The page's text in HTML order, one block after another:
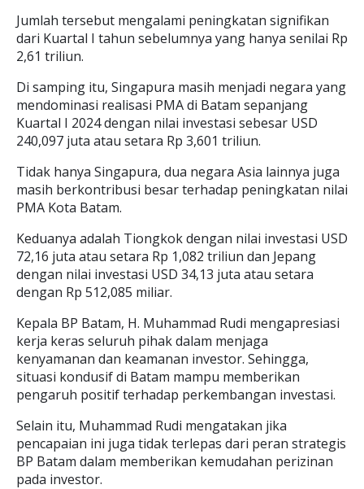
Jumlah tersebut mengalami peningkatan signifikan
dari Kuartal I tahun sebelumnya yang hanya senilai Rp
2,61 triliun.
Di samping itu, Singapura masih menjadi negara yang
mendominasi realisasi PMA di Batam sepanjang
Kuartal I 2024 dengan nilai investasi sebesar USD
240,097 juta atau setara Rp 3,601 triliun.
Tidak hanya Singapura, dua negara Asia lainnya juga
masih berkontribusi besar terhadap peningkatan nilai
PMA Kota Batam.
Keduanya adalah Tiongkok dengan nilai investasi USD
72,16 juta atau setara Rp 1,082 triliun dan Jepang
dengan nilai investasi USD 34,13 juta atau setara
dengan Rp 512,085 miliar.
Kepala BP Batam, H. Muhammad Rudi mengapresiasi
kerja keras seluruh pihak dalam menjaga
kenyamanan dan keamanan investor. Sehingga,
situasi kondusif di Batam mampu memberikan
pengaruh positif terhadap perkembangan investasi.
Selain itu, Muhammad Rudi mengatakan jika
pencapaian ini juga tidak terlepas dari peran strategis
BP Batam dalam memberikan kemudahan perizinan
pada investor.